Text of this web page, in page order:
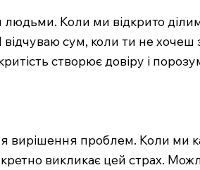
людьми. Коли ми відкрито
сум, коли ти не
створює довіру і
вирішення проблем. Коли ми
викликає цей страх.